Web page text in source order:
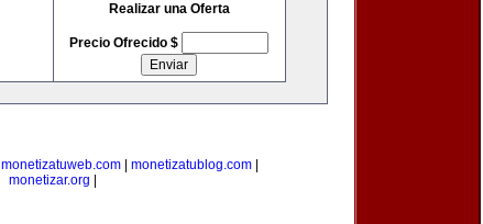
Realizar una Oferta
Precio Ofrecido $
monetizatuweb.com monetizatublog.com
monetizar.org